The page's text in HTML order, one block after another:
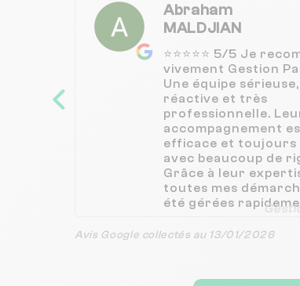
Abraham
MALDJIAN
⭐⭐⭐⭐⭐ 5/5 Je
vivement Gestion
Une équipe sérieuse,
réactive et très
professionnelle.
accompagnement
efficace et toujours
avec beaucoup de
Grâce à leur
toutes mes
été gérées
de travailler avec des
Merci pour votre
Avis Google collectés au 13/01/2026